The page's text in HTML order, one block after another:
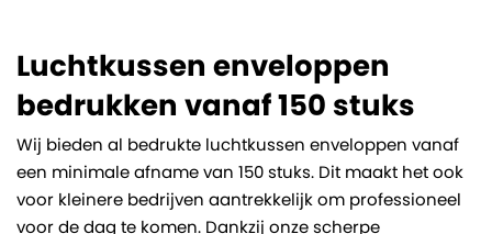
Luchtkussen enveloppen
bedrukken vanaf 150 stuks
Wij bieden al bedrukte luchtkussen enveloppen vanaf
een minimale afname van 150 stuks. Dit maakt het ook
voor kleinere bedrijven aantrekkelijk om professioneel
voor de dag te komen. Dankzij onze scherpe